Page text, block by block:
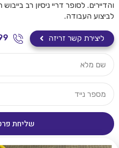
והדיירים. לסופר דריי ניסיון רב
לביצוע העבודה.
ליצירת קשר זריזה
שליחת